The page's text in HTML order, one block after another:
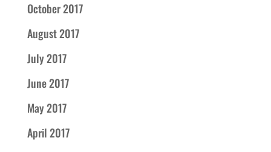
October 2017
August 2017
July 2017
June 2017
May 2017
April 2017